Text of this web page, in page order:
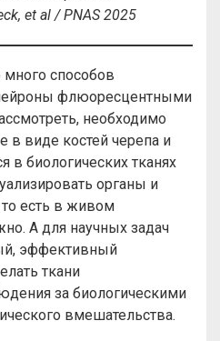
et al / PNAS 2025
много способов
флюоресцентными
необходимо
в виде костей черепа и
в биологических тканях
органы и
есть в живом
А для научных задач
эффективный
ткани
за биологическими
вмешательства.